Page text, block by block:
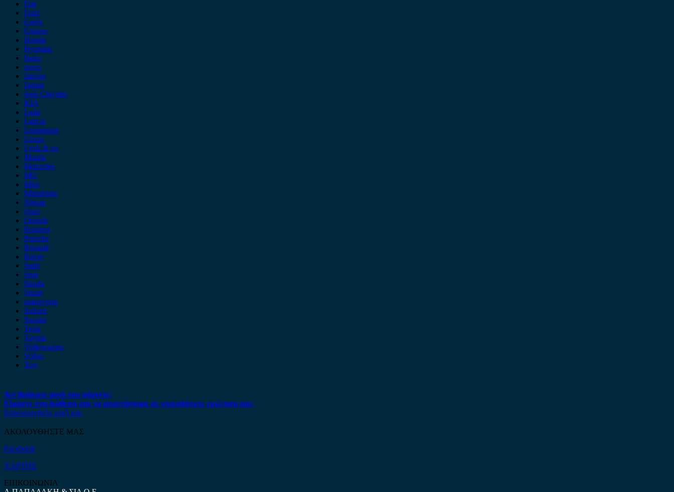
Fiat
Ford
Geely
Gonow
Honda
Hyundai
Isuzu
iveco
Jaecoo
Jaguar
Jeep Chrysler
KIA
Lada
Lancia
Leapmotor
Lexus
Lynk & co
Mazda
Mercedes
MG
Mini
Mitsubishi
Nissan
Opel
Omoda
Peugeot
Porsche
Renault
Rover
Saab
Seat
Skoda
Smart
ssangyong
Subaru
Suzuki
Tesla
Toyota
Volkswagen
Volvo
Xev
Δεν βρήκατε αυτό που ψάχνετε;
Είμαστε στη διάθεση σας να απαντήσουμε σε οποιαδήποτε ερώτηση σας.
Επικοινωνήστε μαζί μας
ΑΚΟΛΟΥΘΗΣΤΕ ΜΑΣ
Facebook
ΧΑΡΤΗΣ
ΕΠΙΚΟΙΝΩΝΙΑ